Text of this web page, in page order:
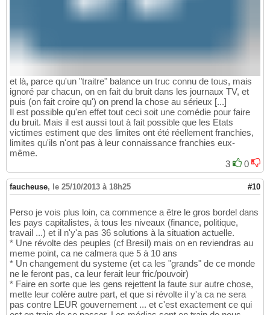
et là, parce qu'un "traitre" balance un truc connu de tous, mais
ignoré par chacun, on en fait du bruit dans les journaux TV, et
puis (on fait croire qu') on prend la chose au sérieux [...]
Il est possible qu'en effet tout ceci soit une comédie pour faire
du bruit. Mais il est aussi tout à fait possible que les Etats
victimes estiment que des limites ont été réellement franchies,
limites qu'ils n'ont pas à leur connaissance franchies eux-
même.
3
0
faucheuse, le 25/10/2013 à 18h25 #10
Perso je vois plus loin, ca commence a être le gros bordel dans
les pays capitalistes, à tous les niveaux (finance, politique,
travail ...) et il n'y'a pas 36 solutions à la situation actuelle.
* Une révolte des peuples (cf Bresil) mais on en reviendras au
meme point, ca ne calmera que 5 à 10 ans
* Un changement du systeme (et ca les "grands" de ce monde
ne le feront pas, ca leur ferait leur fric/pouvoir)
* Faire en sorte que les gens rejettent la faute sur autre chose,
mette leur colère autre part, et que si révolte il y'a ca ne sera
pas contre LEUR gouvernement ... et c'est exactement ce qui